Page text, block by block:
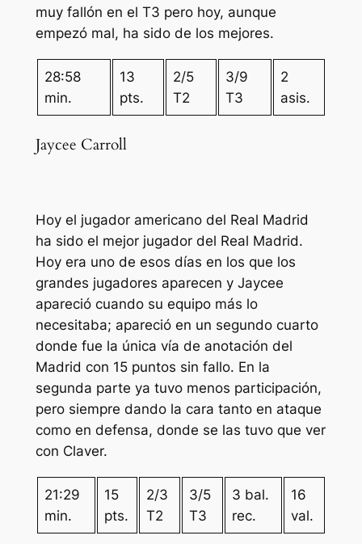
muy fallón en el T3 pero hoy, aunque
empezó mal, ha sido de los mejores.
28:58
min.
13
pts.
2/5
T2
3/9
T3
2
asis.
Jaycee Carroll
Hoy el jugador americano del Real Madrid
ha sido el mejor jugador del Real Madrid.
Hoy era uno de esos días en los que los
grandes jugadores aparecen y Jaycee
apareció cuando su equipo más lo
necesitaba; apareció en un segundo cuarto
donde fue la única vía de anotación del
Madrid con 15 puntos sin fallo. En la
segunda parte ya tuvo menos participación,
pero siempre dando la cara tanto en ataque
como en defensa, donde se las tuvo que ver
con Claver.
21:29
min.
15
pts.
2/3
T2
3/5
T3
3 bal.
rec.
16
val.